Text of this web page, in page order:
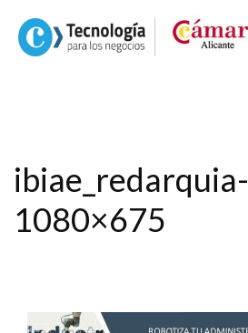
ibiae_redarquia-
1080×675